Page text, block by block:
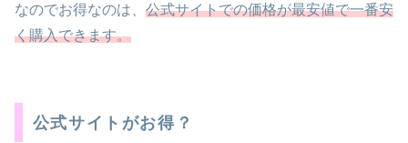
なのでお得なのは、 公式サイトでの価格が最安値で一番安
く購入できます。
公式サイトがお得？